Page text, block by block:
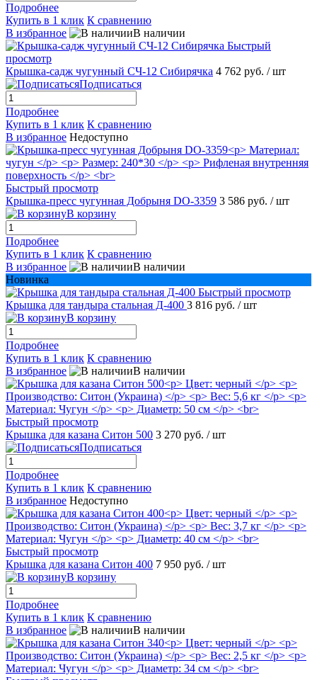
Подробнее
Купить в 1 клик К сравнению
В избранное
В наличии
Быстрый
просмотр
Крышка-садж чугунный СЧ-12 Сибирячка 4 762 руб. / шт
Подписаться
Подробнее
Купить в 1 клик К сравнению
В избранное Недоступно
Быстрый просмотр
Крышка-пресс чугунная Добрыня DO-3359 3 586 руб. / шт
В корзину
Подробнее
Купить в 1 клик К сравнению
В избранное
В наличии
Новинка
Быстрый просмотр
Крышка для тандыра стальная Д-400 3 816 руб. / шт
В корзину
Подробнее
Купить в 1 клик К сравнению
В избранное
В наличии
Быстрый просмотр
Крышка для казана Ситон 500 3 270 руб. / шт
Подписаться
Подробнее
Купить в 1 клик К сравнению
В избранное Недоступно
Быстрый просмотр
Крышка для казана Ситон 400 7 950 руб. / шт
В корзину
Подробнее
Купить в 1 клик К сравнению
В избранное
В наличии